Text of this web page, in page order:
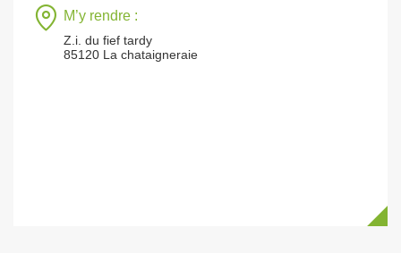
M’y rendre :
Z.i. du fief tardy
85120 La chataigneraie